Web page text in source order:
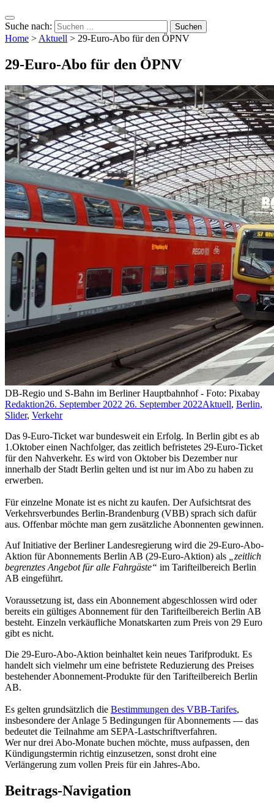
Suche nach:
Home > Aktuell > 29-Euro-Abo für den ÖPNV
29-Euro-Abo für den ÖPNV
DB-Regio und S-Bahn im Berliner Hauptbahnhof - Foto: Pixabay
Redaktion26. September 2022 26. September 2022Aktuell, Berlin,
Slider, Verkehr
Das 9-Euro-Ticket war bundesweit ein Erfolg. In Berlin gibt es ab
1.Oktober einen Nachfolger, das zeitlich befristetes 29-Euro-Ticket
für den Nahverkehr. Es wird von Oktober bis Dezember nur
innerhalb der Stadt Berlin gelten und ist nur im Abo zu haben zu
erwerben.
Für einzelne Monate ist es nicht zu kaufen. Der Aufsichtsrat des
Verkehrsverbundes Berlin-Brandenburg (VBB) sprach sich dafür
aus. Offenbar möchte man gern zusätzliche Abonnenten gewinnen.
Auf Initiative der Berliner Landesregierung wird die 29-Euro-Abo-
Aktion für Abonnements Berlin AB (29-Euro-Aktion) als
„zeitlich
begrenztes Angebot für alle Fahrgäste“ im Tarifteilbereich Berlin
AB eingeführt.
Voraussetzung ist, dass ein Abonnement abgeschlossen wird oder
bereits ein gültiges Abonnement für den Tarifteilbereich Berlin AB
besteht. Einzeln verkäufliche Monatskarten zum Preis von 29 Euro
gibt es nicht.
Die 29-Euro-Abo-Aktion beinhaltet kein neues Tarifprodukt. Es
handelt sich vielmehr um eine befristete Reduzierung des Preises
bestehender Abonnement-Produkte für den Tarifteilbereich Berlin
AB.
Es gelten grundsätzlich die Bestimmungen des VBB-Tarifes,
insbesondere der Anlage 5 Bedingungen für Abonnements — das
bedeutet die Teilnahme am SEPA-Lastschriftverfahren.
Wer nur drei Abo-Monate buchen möchte, muss aufpassen, den
Kündigungstermin richtig einzusetzen, sonst droht eine
Verlängerung zum vollen Preis für ein Jahres-Abo.
Beitrags-Navigation